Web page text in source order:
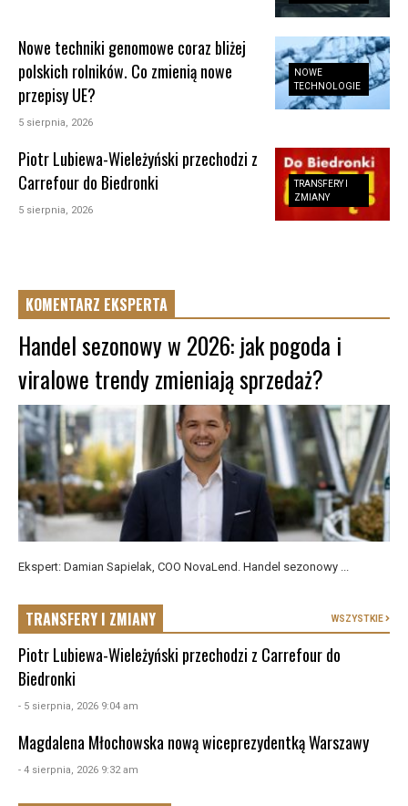
NOWE
TECHNOLOGIE
Nowe techniki genomowe coraz bliżej
polskich rolników. Co zmienią nowe
przepisy UE?
5 sierpnia, 2026
TRANSFERY I
ZMIANY
Piotr Lubiewa-Wieleżyński przechodzi z
Carrefour do Biedronki
5 sierpnia, 2026
KOMENTARZ EKSPERTA
Handel sezonowy w 2026: jak pogoda i
viralowe trendy zmieniają sprzedaż?
Ekspert: Damian Sapielak, COO NovaLend. Handel sezonowy ...
TRANSFERY I ZMIANY WSZYSTKIE
Piotr Lubiewa-Wieleżyński przechodzi z Carrefour do
Biedronki
- 5 sierpnia, 2026 9:04 am
Magdalena Młochowska nową wiceprezydentką Warszawy
- 4 sierpnia, 2026 9:32 am